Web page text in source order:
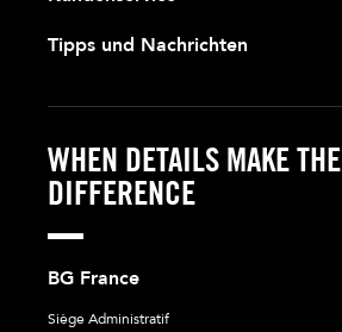
Tipps und Nachrichten
WHEN DETAILS MAKE THE
DIFFERENCE
BG France
Siège Administratif